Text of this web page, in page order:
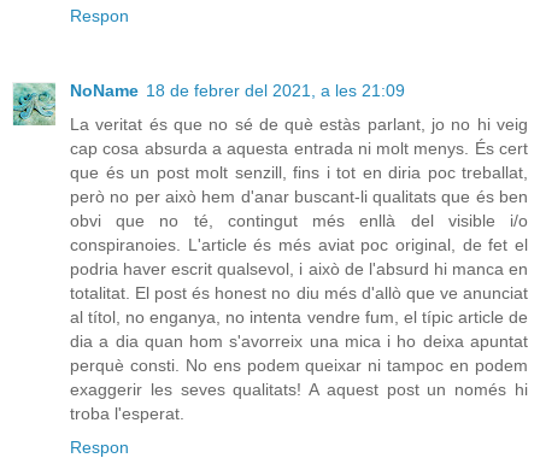
Respon
NoName 18 de febrer del 2021, a les 21:09
La veritat és que no sé de què estàs parlant, jo no hi veig
cap cosa absurda a aquesta entrada ni molt menys. És cert
que és un post molt senzill, fins i tot en diria poc treballat,
però no per això hem d'anar buscant-li qualitats que és ben
obvi que no té, contingut més enllà del visible i/o
conspiranoies. L'article és més aviat poc original, de fet el
podria haver escrit qualsevol, i això de l'absurd hi manca en
totalitat. El post és honest no diu més d'allò que ve anunciat
al títol, no enganya, no intenta vendre fum, el típic article de
dia a dia quan hom s'avorreix una mica i ho deixa apuntat
perquè consti. No ens podem queixar ni tampoc en podem
exaggerir les seves qualitats! A aquest post un només hi
troba l'esperat.
Respon